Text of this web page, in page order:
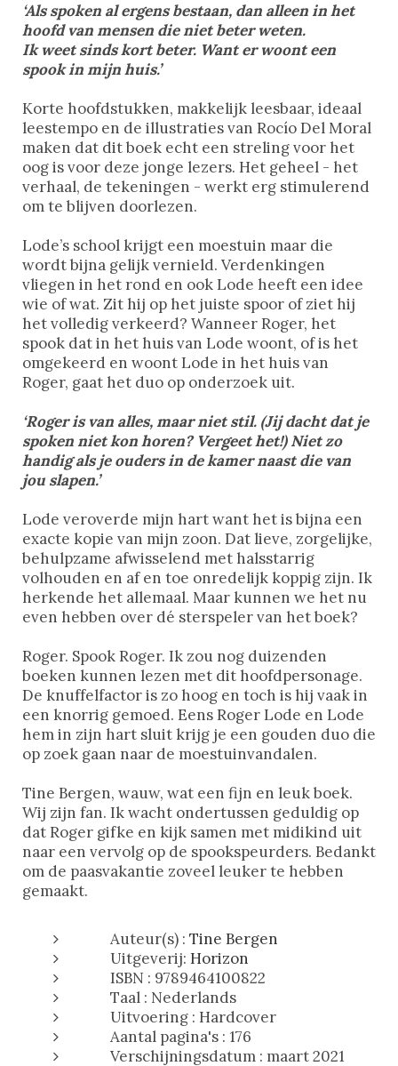
‘Als spoken al ergens bestaan, dan alleen in het
hoofd van mensen die niet beter weten.
Ik weet sinds kort beter. Want er woont een
spook in mijn huis.’
Korte hoofdstukken, makkelijk leesbaar, ideaal
leestempo en de illustraties van Rocío Del Moral
maken dat dit boek echt een streling voor het
oog is voor deze jonge lezers. Het geheel - het
verhaal, de tekeningen - werkt erg stimulerend
om te blijven doorlezen.
Lode’s school krijgt een moestuin maar die
wordt bijna gelijk vernield. Verdenkingen
vliegen in het rond en ook Lode heeft een idee
wie of wat. Zit hij op het juiste spoor of ziet hij
het volledig verkeerd? Wanneer Roger, het
spook dat in het huis van Lode woont, of is het
omgekeerd en woont Lode in het huis van
Roger, gaat het duo op onderzoek uit.
‘Roger is van alles, maar niet stil. (Jij dacht dat je
spoken niet kon horen? Vergeet het!) Niet zo
handig als je ouders in de kamer naast die van
jou slapen.’
Lode veroverde mijn hart want het is bijna een
exacte kopie van mijn zoon. Dat lieve, zorgelijke,
behulpzame afwisselend met halsstarrig
volhouden en af en toe onredelijk koppig zijn. Ik
herkende het allemaal. Maar kunnen we het nu
even hebben over dé sterspeler van het boek?
Roger. Spook Roger. Ik zou nog duizenden
boeken kunnen lezen met dit hoofdpersonage.
De knuffelfactor is zo hoog en toch is hij vaak in
een knorrig gemoed. Eens Roger Lode en Lode
hem in zijn hart sluit krijg je een gouden duo die
op zoek gaan naar de moestuinvandalen.
Tine Bergen, wauw, wat een fijn en leuk boek.
Wij zijn fan. Ik wacht ondertussen geduldig op
dat Roger gifke en kijk samen met midikind uit
naar een vervolg op de spookspeurders. Bedankt
om de paasvakantie zoveel leuker te hebben
gemaakt.
Auteur(s) : Tine Bergen
Uitgeverij: Horizon
ISBN : 9789464100822
Taal : Nederlands
Uitvoering : Hardcover
Aantal pagina's : 176
Verschijningsdatum : maart 2021